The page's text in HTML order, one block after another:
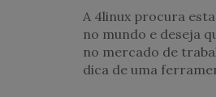
A 4linux procura
no mundo e deseja
no mercado de
dica de uma